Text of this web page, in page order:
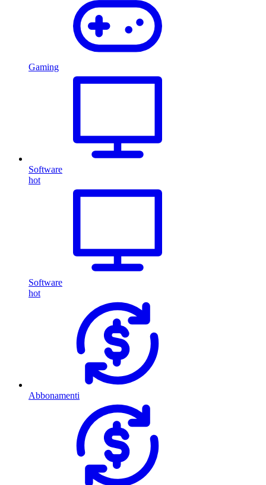
Gaming
Software
hot
Software
hot
Abbonamenti